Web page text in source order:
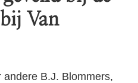
Van
B.J. Blommers,